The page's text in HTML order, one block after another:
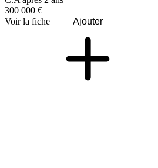
300 000 €
Voir la fiche
Ajouter